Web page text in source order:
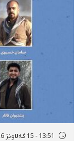
13:51 - 15 گەلاوێژ 2726